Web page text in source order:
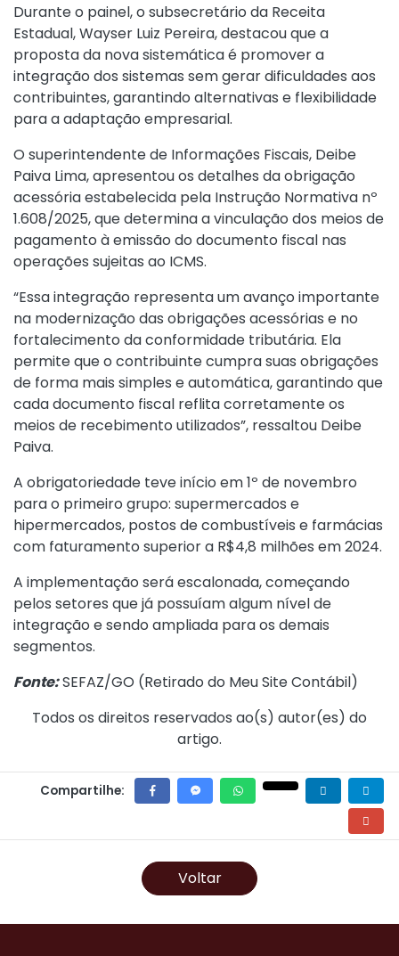
Durante o painel, o subsecretário da Receita
Estadual, Wayser Luiz Pereira, destacou que a
proposta da nova sistemática é promover a
integração dos sistemas sem gerar dificuldades aos
contribuintes, garantindo alternativas e flexibilidade
para a adaptação empresarial.
O superintendente de Informações Fiscais, Deibe
Paiva Lima, apresentou os detalhes da obrigação
acessória estabelecida pela Instrução Normativa nº
1.608/2025, que determina a vinculação dos meios de
pagamento à emissão do documento fiscal nas
operações sujeitas ao ICMS.
“Essa integração representa um avanço importante
na modernização das obrigações acessórias e no
fortalecimento da conformidade tributária. Ela
permite que o contribuinte cumpra suas obrigações
de forma mais simples e automática, garantindo que
cada documento fiscal reflita corretamente os
meios de recebimento utilizados”, ressaltou Deibe
Paiva.
A obrigatoriedade teve início em 1º de novembro
para o primeiro grupo: supermercados e
hipermercados, postos de combustíveis e farmácias
com faturamento superior a R$4,8 milhões em 2024.
A implementação será escalonada, começando
pelos setores que já possuíam algum nível de
integração e sendo ampliada para os demais
segmentos.
Fonte:SEFAZ/GO (Retirado do Meu Site Contábil)
Todos os direitos reservados ao(s) autor(es) do
artigo.
Compartilhe:
Voltar